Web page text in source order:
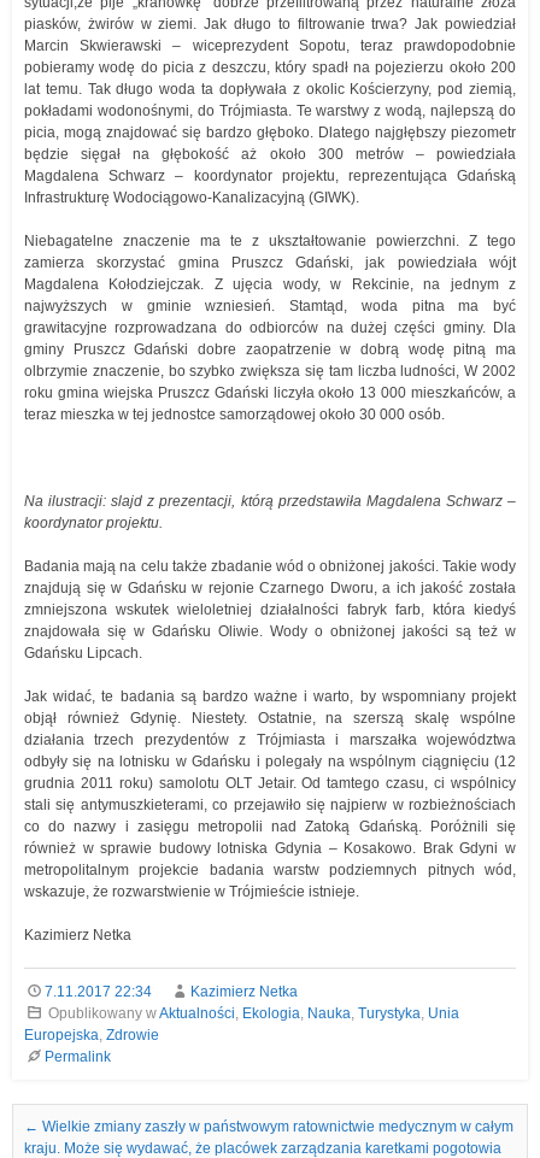
piasków, żwirów w ziemi. Jak długo to filtrowanie trwa? Jak powiedział
Marcin Skwierawski – wiceprezydent Sopotu, teraz prawdopodobnie
pobieramy wodę do picia z deszczu, który spadł na pojezierzu około 200
lat temu. Tak długo woda ta dopływała z okolic Kościerzyny, pod ziemią,
pokładami wodonośnymi, do Trójmiasta. Te warstwy z wodą, najlepszą do
picia, mogą znajdować się bardzo głęboko. Dlatego najgłębszy piezometr
będzie sięgał na głębokość aż około 300 metrów – powiedziała
Magdalena Schwarz – koordynator projektu, reprezentująca Gdańską
Infrastrukturę Wodociągowo-Kanalizacyjną (GIWK).
Niebagatelne znaczenie ma te z ukształtowanie powierzchni. Z tego
zamierza skorzystać gmina Pruszcz Gdański, jak powiedziała wójt
Magdalena Kołodziejczak. Z ujęcia wody, w Rekcinie, na jednym z
najwyższych w gminie wzniesień. Stamtąd, woda pitna ma być
grawitacyjne rozprowadzana do odbiorców na dużej części gminy. Dla
gminy Pruszcz Gdański dobre zaopatrzenie w dobrą wodę pitną ma
olbrzymie znaczenie, bo szybko zwiększa się tam liczba ludności, W 2002
roku gmina wiejska Pruszcz Gdański liczyła około 13 000 mieszkańców, a
teraz mieszka w tej jednostce samorządowej około 30 000 osób.
Na ilustracji: slajd z prezentacji, którą przedstawiła Magdalena Schwarz –
koordynator projektu.
Badania mają na celu także zbadanie wód o obniżonej jakości. Takie wody
znajdują się w Gdańsku w rejonie Czarnego Dworu, a ich jakość została
zmniejszona wskutek wieloletniej działalności fabryk farb, która kiedyś
znajdowała się w Gdańsku Oliwie. Wody o obniżonej jakości są też w
Gdańsku Lipcach.
Jak widać, te badania są bardzo ważne i warto, by wspomniany projekt
objął również Gdynię. Niestety. Ostatnie, na szerszą skalę wspólne
działania trzech prezydentów z Trójmiasta i marszałka województwa
odbyły się na lotnisku w Gdańsku i polegały na wspólnym ciągnięciu (12
grudnia 2011 roku) samolotu OLT Jetair. Od tamtego czasu, ci wspólnicy
stali się antymuszkieterami, co przejawiło się najpierw w rozbieżnościach
co do nazwy i zasięgu metropolii nad Zatoką Gdańską. Poróżnili się
również w sprawie budowy lotniska Gdynia – Kosakowo. Brak Gdyni w
metropolitalnym projekcie badania warstw podziemnych pitnych wód,
wskazuje, że rozwarstwienie w Trójmieście istnieje.
Kazimierz Netka
7.11.2017 22:34
Kazimierz Netka
Opublikowany wAktualności, Ekologia, Nauka, Turystyka, Unia
Europejska, Zdrowie
Permalink
Nawigacja we wpisach
← Wielkie zmiany zaszły w państwowym ratownictwie medycznym w całym
kraju. Może się wydawać, że placówek zarządzania karetkami pogotowia